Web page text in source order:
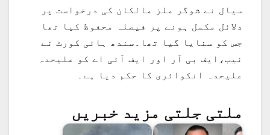
سیال نے شوگر ملز مالکان کی درخواست پر
دلائل مکمل ہونے پر فیصلہ محفوظ کیا تھا
جس کو سنایا گیا تھا۔سندھ ہائی کورٹ نے
نیب،ایف بی آر اور ایف آئی اے کو علیحدہ
علیحدہ انکوائری کا حکم دیا ہے۔
ملتی جلتی مزید خبریں